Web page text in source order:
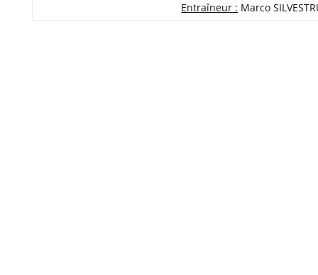
Entraîneur : Marco